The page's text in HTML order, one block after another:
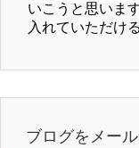
いこうと思いま
入れていただけ
ブログをメー